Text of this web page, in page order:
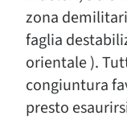
zona
faglia
orientale ).
congiuntura
presto